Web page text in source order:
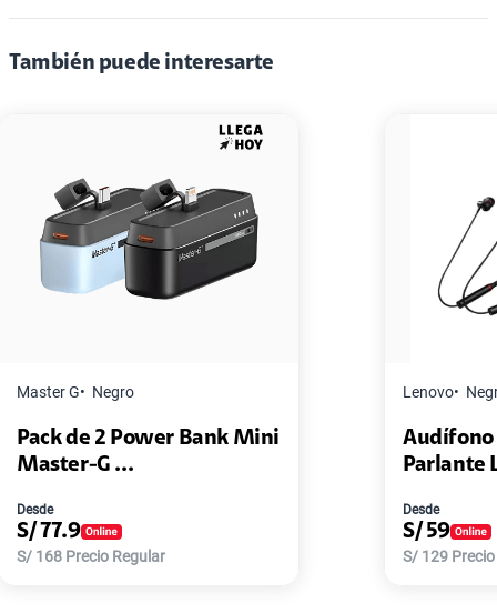
También puede interesarte
Audífono Lenovo HE05X +
S/